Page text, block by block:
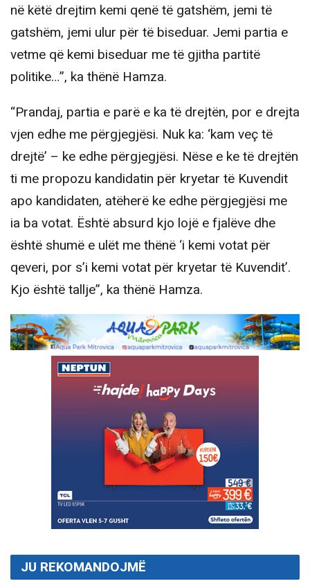
në këtë drejtim kemi qenë të gatshëm, jemi të
gatshëm, jemi ulur për të biseduar. Jemi partia e
vetme që kemi biseduar me të gjitha partitë
politike…”, ka thënë Hamza.
“Prandaj, partia e parë e ka të drejtën, por e drejta
vjen edhe me përgjegjësi. Nuk ka: ‘kam veç të
drejtë’ – ke edhe përgjegjësi. Nëse e ke të drejtën
ti me propozu kandidatin për kryetar të Kuvendit
apo kandidaten, atëherë ke edhe përgjegjësi me
ia ba votat. Është absurd kjo lojë e fjalëve dhe
është shumë e ulët me thënë ‘i kemi votat për
qeveri, por s’i kemi votat për kryetar të Kuvendit’.
Kjo është tallje”, ka thënë Hamza.
JU REKOMANDOJMË